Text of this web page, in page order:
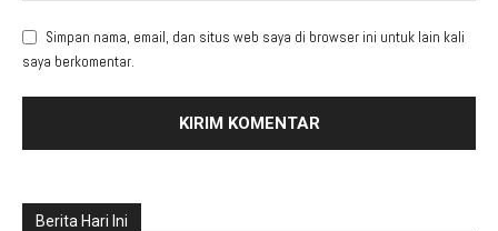
Simpan nama, email, dan situs web saya di browser ini untuk lain kali
saya berkomentar.
Berita Hari Ini